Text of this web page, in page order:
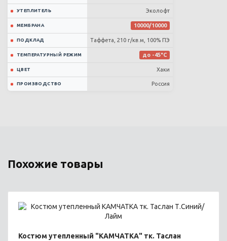
УТЕПЛИТЕЛЬ Эколофт
МЕМБРАНА 10000/10000
ПОДКЛАД Таффета, 210 г/кв.м, 100% ПЭ
ТЕМПЕРАТУРНЫЙ РЕЖИМ до -45°C
ЦВЕТ Хаки
ПРОИЗВОДСТВО Россия
Похожие товары
Костюм утепленный "КАМЧАТКА" тк. Таслан